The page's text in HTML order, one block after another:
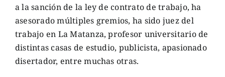
a la sanción de la ley de contrato de trabajo, ha
asesorado múltiples gremios, ha sido juez del
trabajo en La Matanza, profesor universitario de
distintas casas de estudio, publicista, apasionado
disertador, entre muchas otras.